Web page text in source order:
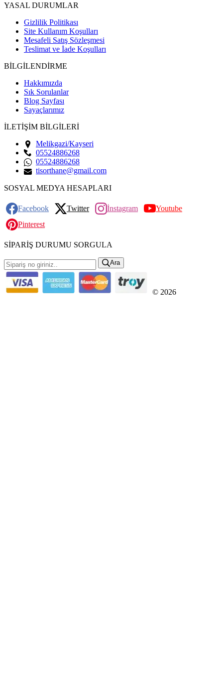
YASAL DURUMLAR
Gizlilik Politikası
Site Kullanım Koşulları
Mesafeli Satış Sözleşmesi
Teslimat ve İade Koşulları
BİLGİLENDİRME
Hakkımızda
Sık Sorulanlar
Blog Sayfası
Sayaçlarımız
İLETİŞİM BİLGİLERİ
Melikgazi/Kayseri
05524886268
05524886268
tisorthane@gmail.com
SOSYAL MEDYA HESAPLARI
Facebook Twitter İnstagram
Youtube
Pinterest
SİPARİŞ DURUMU SORGULA
Ara
© 2026